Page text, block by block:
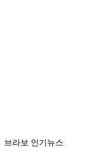
브라보 인기뉴스